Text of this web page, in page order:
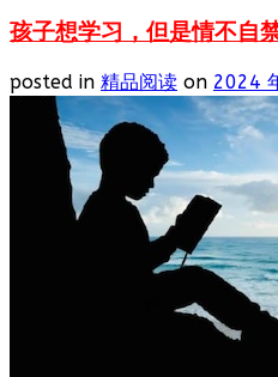
孩子想学习，但是情不自
posted in 精品阅读 on 2024